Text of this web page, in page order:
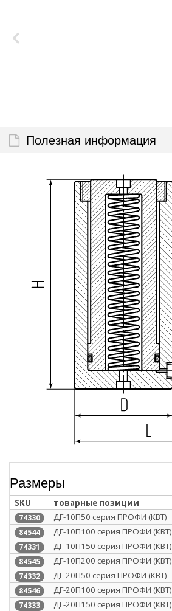
Полезная информация
Размеры
SKU товарные позиции
74330 ДГ-10П50 серия ПРОФИ (КВТ)
84544 ДГ-10П100 серия ПРОФИ (КВТ)
74331 ДГ-10П150 серия ПРОФИ (КВТ)
84545 ДГ-10П200 серия ПРОФИ (КВТ)
74332 ДГ-20П50 серия ПРОФИ (КВТ)
84546 ДГ-20П100 серия ПРОФИ (КВТ)
74333 ДГ-20П150 серия ПРОФИ (КВТ)